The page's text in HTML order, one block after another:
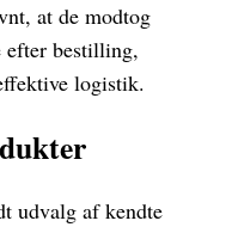
at de modtog
efter bestilling,
logistik.
udvalg af kendte